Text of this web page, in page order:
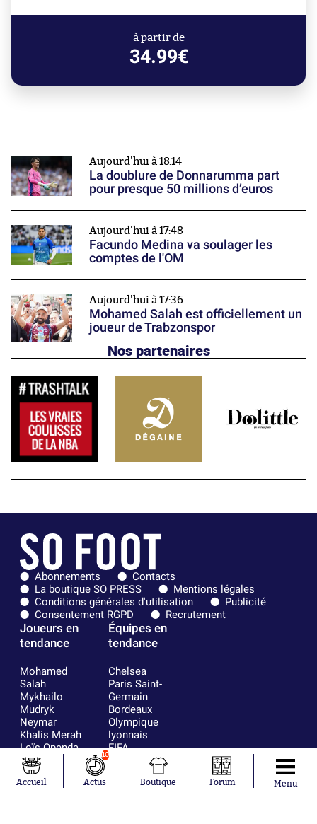
à partir de
34.99€
Aujourd'hui à 18:14
La doublure de Donnarumma part
pour presque 50 millions d’euros
Aujourd'hui à 17:48
Facundo Medina va soulager les
comptes de l'OM
Aujourd'hui à 17:36
Mohamed Salah est officiellement un
joueur de Trabzonspor
Nos partenaires
Abonnements
Contacts
La boutique SO PRESS
Mentions légales
Conditions générales d'utilisation
Publicité
Consentement RGPD
Recrutement
Joueurs en
tendance
Mohamed
Salah
Mykhailo
Mudryk
Neymar
Khalis Merah
Loïs Openda
Moussa
Niakhaté
Nicolás
Équipes en
tendance
Chelsea
Paris Saint-
Germain
Bordeaux
Olympique
lyonnais
FIFA
Real Madrid
RC Strasbourg
AC Milan
Accueil
10
Actus Boutique Forum Menu